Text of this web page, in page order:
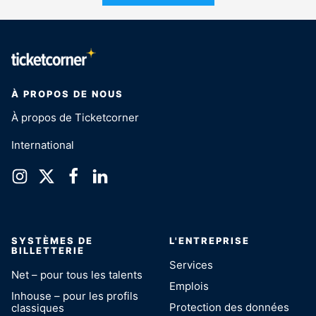
À PROPOS DE NOUS
À propos de Ticketcorner
International
SYSTÈMES DE
BILLETTERIE
Net – pour tous les talents
Inhouse – pour les profils
classiques
L'ENTREPRISE
Services
Emplois
Protection des données